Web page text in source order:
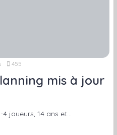
455
mis à jour
joueurs, 14 ans et…